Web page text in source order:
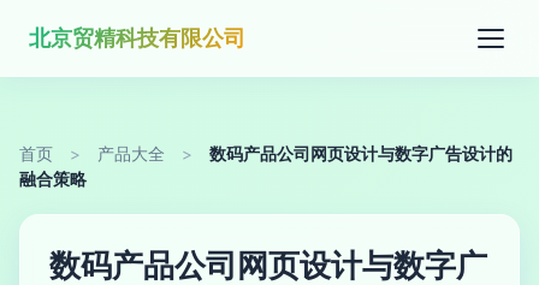
北京贸精科技有限公司
首页 > 产品大全 >
数码产品公司网页设计与数字广告设计的
融合策略
数码产品公司网页设计与数字广